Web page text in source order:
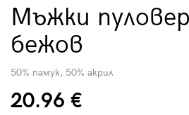
Мъжки
бежов
50% памук, 50% акрил
20.96 €